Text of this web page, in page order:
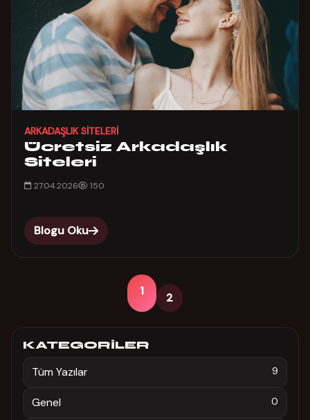
ARKADAŞLIK SITELERI
Ücretsiz Arkadaşlık
Siteleri
27.04.2026 150
Blogu Oku
1 2
KATEGORILER
Tüm Yazılar 9
Genel 0